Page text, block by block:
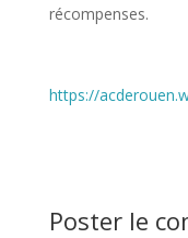
récompenses.
https://
Poster le